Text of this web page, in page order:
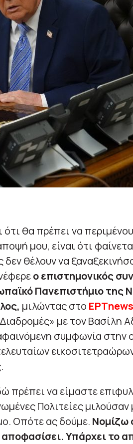
ότι θα πρέπει να
μου, είναι ότι
δεν θέλουν να
ο επιστημονικός
Πανεπιστήμιο της
μιλώντας στο ΕΡΤnews
με τον Βασίλη
συμφωνία
πρέπει να είμαστε
Πολιτείες μιλούσαν
Οπότε ας δούμε. Νομίζω
Υπάρχει το